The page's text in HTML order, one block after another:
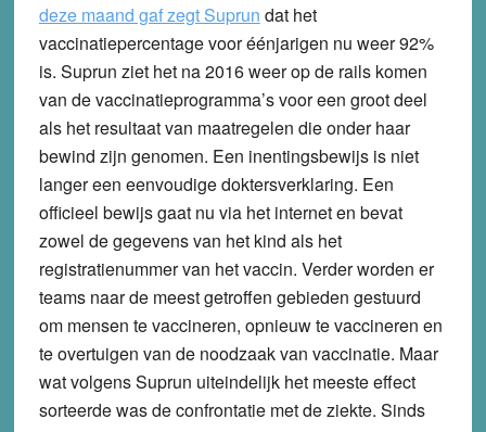
deze maand gaf zegt Suprun dat het
vaccinatiepercentage voor éénjarigen nu weer 92%
is. Suprun ziet het na 2016 weer op de rails komen
van de vaccinatieprogramma’s voor een groot deel
als het resultaat van maatregelen die onder haar
bewind zijn genomen. Een inentingsbewijs is niet
langer een eenvoudige doktersverklaring. Een
officieel bewijs gaat nu via het internet en bevat
zowel de gegevens van het kind als het
registratienummer van het vaccin. Verder worden er
teams naar de meest getroffen gebieden gestuurd
om mensen te vaccineren, opnieuw te vaccineren en
te overtuigen van de noodzaak van vaccinatie. Maar
wat volgens Suprun uiteindelijk het meeste effect
sorteerde was de confrontatie met de ziekte. Sinds